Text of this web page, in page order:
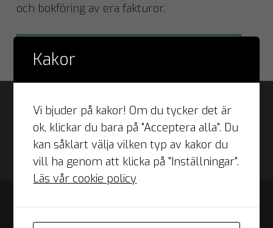
och bokföring av era fakturor.
Läs mer om FINQR Fakturaservice
Kakor
Vi bjuder på kakor! Om du tycker det är
ok, klickar du bara på "Acceptera alla". Du
kan såklart välja vilken typ av kakor du
vill ha genom att klicka på "Inställningar".
Läs vår cookie policy